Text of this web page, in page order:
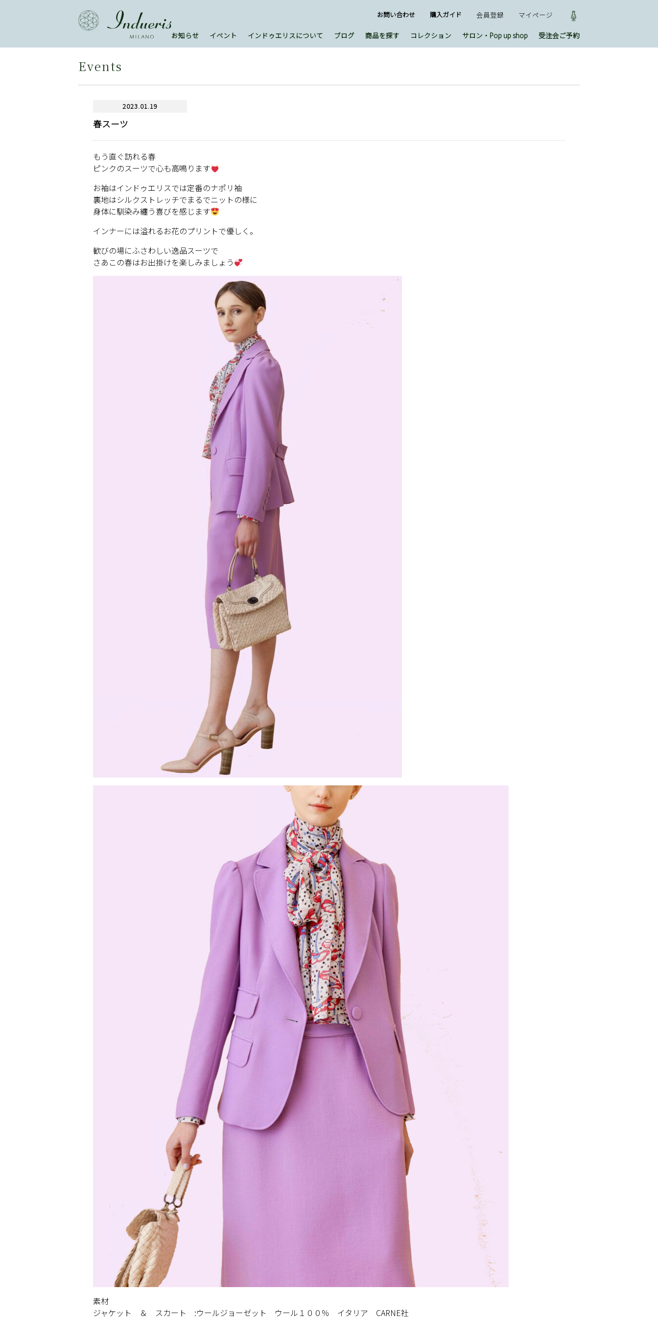
お知らせ イベント インドゥエリスについて ブログ 商品を探す コレクション サロン・Pop up shop 受注会ご予約
お問い合わせ 購入ガイド 会員登録 マイページ
Events
2023.01.19
春スーツ
もう直ぐ訪れる春
ピンクのスーツで心も高鳴ります
お袖はインドゥエリスでは定番のナポリ袖
裏地はシルクストレッチでまるでニットの様に
身体に馴染み纏う喜びを感じます
インナーには溢れるお花のプリントで優しく。
歓びの場にふさわしい逸品スーツで
さあこの春はお出掛けを楽しみましょう
素材
ジャケット ＆ スカート :ウールジョーゼット ウール１００％ イタリア CARNE社